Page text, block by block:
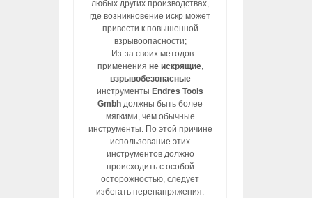
любых других производствах,
где возникновение искр может
привести к повышенной
взрывоопасности;
- Из-за своих методов
применения не искрящие,
взрывобезопасные
инструменты Endres Tools
Gmbh должны быть более
мягкими, чем обычные
инструменты. По этой причине
использование этих
инструментов должно
происходить с особой
осторожностью, следует
избегать перенапряжения.